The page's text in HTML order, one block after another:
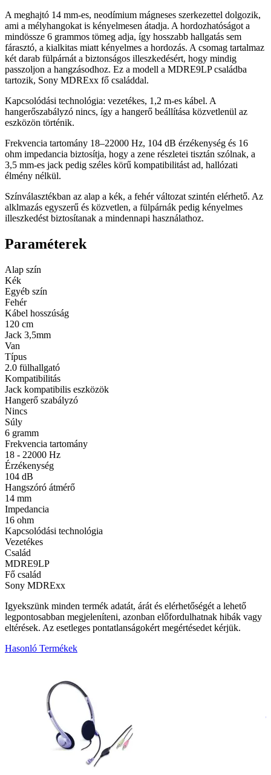
A meghajtó 14 mm-es, neodímium mágneses szerkezettel dolgozik,
ami a mélyhangokat is kényelmesen átadja. A hordozhatóságot a
mindössze 6 grammos tömeg adja, így hosszabb hallgatás sem
fárasztó, a kialkitas miatt kényelmes a hordozás. A csomag tartalmaz
két darab fülpárnát a biztonságos illeszkedésért, hogy mindig
passzoljon a hangzásodhoz. Ez a modell a MDRE9LP családba
tartozik, Sony MDRExx fő családdal.
Kapcsolódási technológia: vezetékes, 1,2 m-es kábel. A
hangerőszabályzó nincs, így a hangerő beállítása közvetlenül az
eszközön történik.
Frekvencia tartomány 18–22000 Hz, 104 dB érzékenység és 16
ohm impedancia biztosítja, hogy a zene részletei tisztán szólnak, a
3,5 mm-es jack pedig széles körű kompatibilitást ad, hallózati
élmény nélkül.
Színválasztékban az alap a kék, a fehér változat szintén elérhető. Az
alklmazás egyszerű és közvetlen, a fülpárnák pedig kényelmes
illeszkedést biztosítanak a mindennapi használathoz.
Paraméterek
Alap szín
Kék
Egyéb szín
Fehér
Kábel hosszúság
120 cm
Jack 3,5mm
Van
Típus
2.0 fülhallgató
Kompatibilitás
Jack kompatibilis eszközök
Hangerő szabályzó
Nincs
Súly
6 gramm
Frekvencia tartomány
18 - 22000 Hz
Érzékenység
104 dB
Hangszóró átmérő
14 mm
Impedancia
16 ohm
Kapcsolódási technológia
Vezetékes
Család
MDRE9LP
Fő család
Sony MDRExx
Igyekszünk minden termék adatát, árát és elérhetőségét a lehető
legpontosabban megjeleníteni, azonban előfordulhatnak hibák vagy
eltérések. Az esetleges pontatlanságokért megértésedet kérjük.
Hasonló Termékek